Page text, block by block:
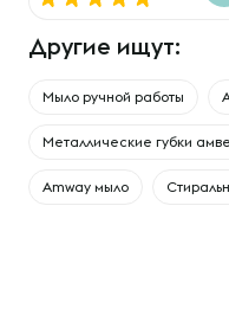
Другие ищут:
Мыло ручной работы
Металлические губки
Amway мыло